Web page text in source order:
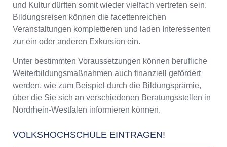
und Kultur dürften somit wieder vielfach vertreten sein.
Bildungsreisen können die facettenreichen
Veranstaltungen komplettieren und laden Interessenten
zur ein oder anderen Exkursion ein.
Unter bestimmten Voraussetzungen können berufliche
Weiterbildungsmaßnahmen auch finanziell gefördert
werden, wie zum Beispiel durch die Bildungsprämie,
über die Sie sich an verschiedenen Beratungsstellen in
Nordrhein-Westfalen informieren können.
VOLKSHOCHSCHULE EINTRAGEN!